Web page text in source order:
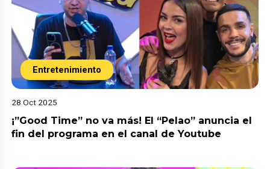
Entretenimiento
28 Oct 2025
¡”Good Time” no va más! El “Pelao” anuncia el
fin del programa en el canal de Youtube